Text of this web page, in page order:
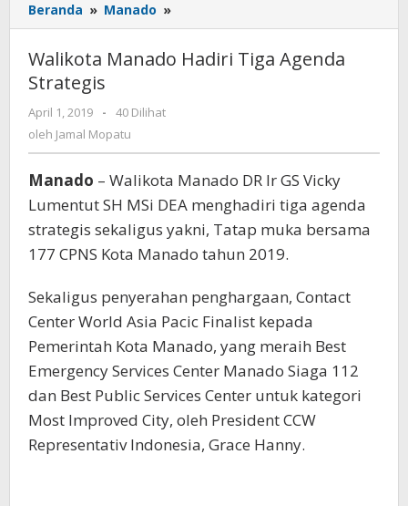
Beranda » Manado »
Manado
Tiga
Walikota Manado Hadiri Tiga Agenda
Strategis
April 1, 2019
oleh
Jamal
Mopatu
-
40 Dilihat
oleh Jamal Mopatu
Manado – Walikota Manado DR Ir GS Vicky
Lumentut SH MSi DEA menghadiri tiga agenda
strategis sekaligus yakni, Tatap muka bersama
177 CPNS Kota Manado tahun 2019.
Sekaligus penyerahan penghargaan, Contact
Center World Asia Pacic Finalist kepada
Pemerintah Kota Manado, yang meraih Best
Emergency Services Center Manado Siaga 112
dan Best Public Services Center untuk kategori
Most Improved City, oleh President CCW
Representativ Indonesia, Grace Hanny.